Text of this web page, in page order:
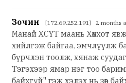
Зочин [172.69.252.191] 2 months
Манай ХСҮТ маань Хөххот
хийлгэж байгаа, эмчлүүлж
бүрчлэн тоолж, хянаж
Тэгэхээр ямар нэг тоо
байхгүй" гэж хэлэх нь зөв